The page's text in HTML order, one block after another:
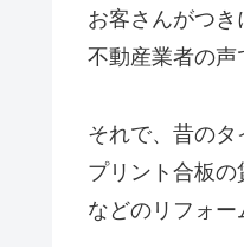
お客さんがつき
不動産業者の声
それで、昔の
プリント合板
などのリフォー